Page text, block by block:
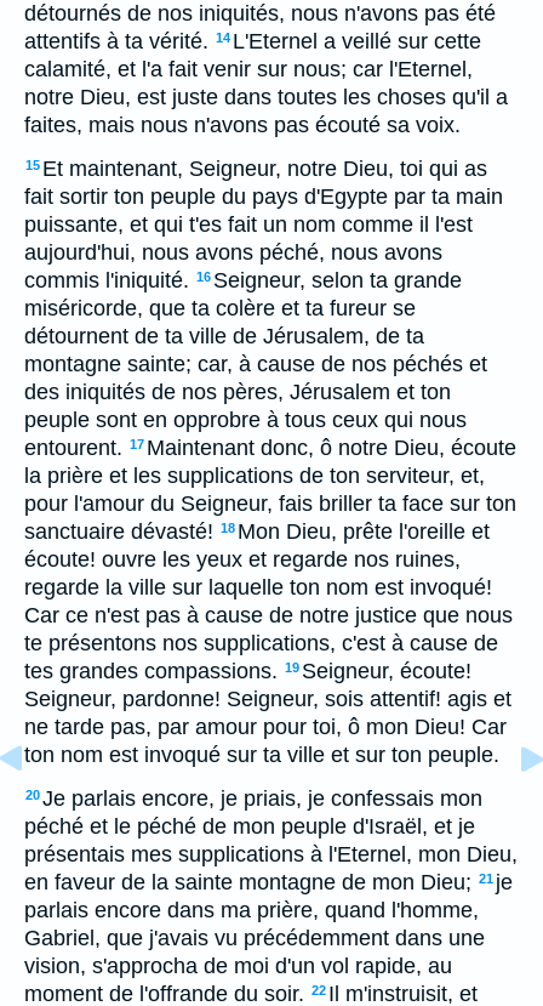
détournés de nos iniquités, nous n'avons pas été
attentifs à ta vérité. 14 L'Eternel a veillé sur cette
calamité, et l'a fait venir sur nous; car l'Eternel,
notre Dieu, est juste dans toutes les choses qu'il a
faites, mais nous n'avons pas écouté sa voix.
15 Et maintenant, Seigneur, notre Dieu, toi qui as
fait sortir ton peuple du pays d'Egypte par ta main
puissante, et qui t'es fait un nom comme il l'est
aujourd'hui, nous avons péché, nous avons
commis l'iniquité. 16 Seigneur, selon ta grande
miséricorde, que ta colère et ta fureur se
détournent de ta ville de Jérusalem, de ta
montagne sainte; car, à cause de nos péchés et
des iniquités de nos pères, Jérusalem et ton
peuple sont en opprobre à tous ceux qui nous
entourent. 17 Maintenant donc, ô notre Dieu, écoute
la prière et les supplications de ton serviteur, et,
pour l'amour du Seigneur, fais briller ta face sur ton
sanctuaire dévasté! 18 Mon Dieu, prête l'oreille et
écoute! ouvre les yeux et regarde nos ruines,
regarde la ville sur laquelle ton nom est invoqué!
Car ce n'est pas à cause de notre justice que nous
te présentons nos supplications, c'est à cause de
tes grandes compassions. 19 Seigneur, écoute!
Seigneur, pardonne! Seigneur, sois attentif! agis et
ne tarde pas, par amour pour toi, ô mon Dieu! Car
ton nom est invoqué sur ta ville et sur ton peuple.
20Je parlais encore, je priais, je confessais mon
péché et le péché de mon peuple d'Israël, et je
présentais mes supplications à l'Eternel, mon Dieu,
en faveur de la sainte montagne de mon Dieu; 21 je
parlais encore dans ma prière, quand l'homme,
Gabriel, que j'avais vu précédemment dans une
vision, s'approcha de moi d'un vol rapide, au
moment de l'offrande du soir. 22 Il m'instruisit, et